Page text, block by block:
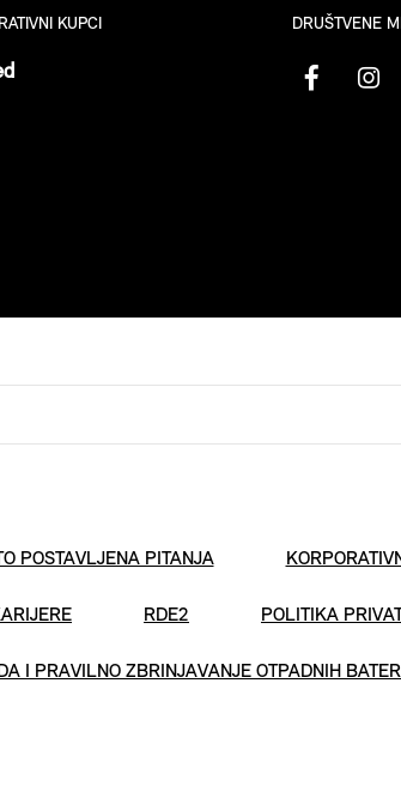
KUPCI DRUŠTVENE
POSTAVLJENA PITANJA
RDE2 POLITIKA
I PRAVILNO ZBRINJAVANJE OTPADNIH